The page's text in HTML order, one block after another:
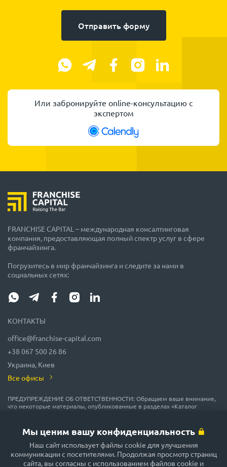
Отправить форму
Или забронируйте online-консультацию с
экспертом
Мы ценим вашу конфиденциальность
Наш сайт использует файлы cookie для улучшения
коммуникации с посетителями. Продолжая просмотр страниц
сайта, вы согласны с использованием файлов cookie и
FRANCHISE CAPITAL – международная консалтинговая
компания, предоставляющая полный спектр услуг в сфере
франчайзинга.
Погрузитесь в мир франчайзинга и следите за нами в
социальных сетях:
КОНТАКТЫ
office@franchise-capital.com
+38 067 500 26 86
Украина, Киев
Все офисы
ПРЕДУПРЕЖДЕНИЕ ОБ ОТВЕТСТВЕННОСТИ: Обращаем ваше внимание,
что некоторые материалы, опубликованные в разделах «Каталог
рекламы или получены на безвозмездной основе из источников,
которые мы считаем надежными, но их точность и полнота не
гарантируются! В соответствии с законодательством, администрация
сайта FRANCHISE CAPITAL не гарантирует и не обещает в будущем
доходности никаких вложений, не дает гарантии надежности